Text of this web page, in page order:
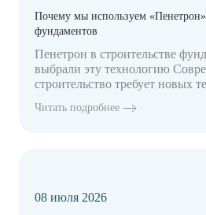
Почему мы используем «Пенетрон»
фундаментов
Пенетрон в строительстве
выбрали эту технологию
строительство требует новых
Читать подробнее
08 июля 2026